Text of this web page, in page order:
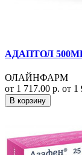
АДАПТОЛ
ОЛАЙНФАРМ
от 1 717.00 р. от 1
В корзину